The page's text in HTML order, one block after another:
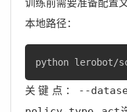
训练前需要准备配置
本地路径：
python lerobot/
关键点： --